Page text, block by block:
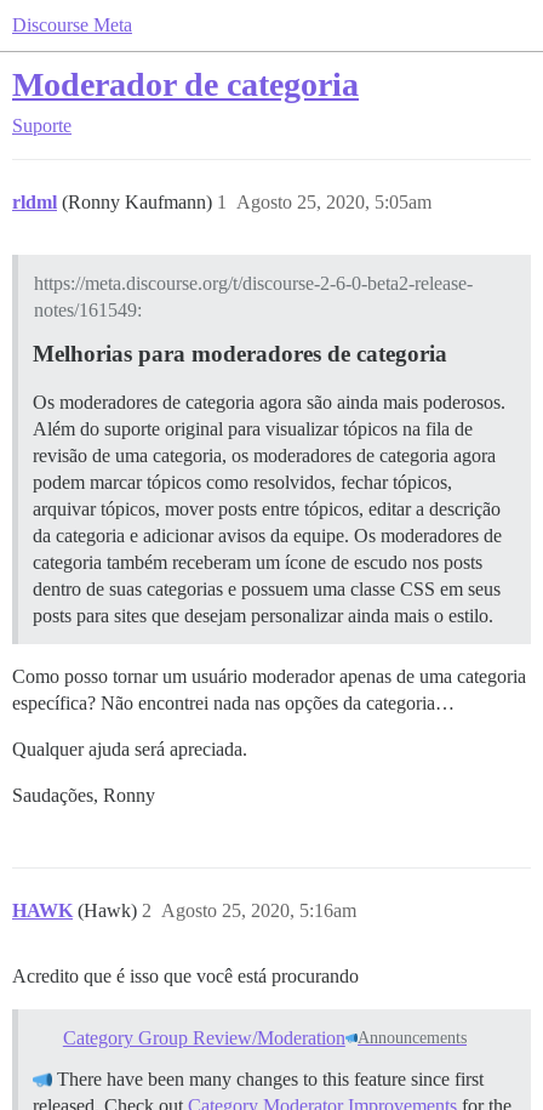
Discourse Meta
Moderador de categoria
Suporte
rldml (Ronny Kaufmann) Agosto 25, 2020, 5:05am
1
https://meta.discourse.org/t/discourse-2-6-0-beta2-release-
notes/161549:
Melhorias para moderadores de categoria
Os moderadores de categoria agora são ainda mais poderosos.
Além do suporte original para visualizar tópicos na fila de
revisão de uma categoria, os moderadores de categoria agora
podem marcar tópicos como resolvidos, fechar tópicos,
arquivar tópicos, mover posts entre tópicos, editar a descrição
da categoria e adicionar avisos da equipe. Os moderadores de
categoria também receberam um ícone de escudo nos posts
dentro de suas categorias e possuem uma classe CSS em seus
posts para sites que desejam personalizar ainda mais o estilo.
Como posso tornar um usuário moderador apenas de uma categoria
específica? Não encontrei nada nas opções da categoria…
Qualquer ajuda será apreciada.
Saudações, Ronny
HAWK (Hawk) Agosto 25, 2020, 5:16am
2
Acredito que é isso que você está procurando
Category Group Review/Moderation Announcements
There have been many changes to this feature since first
released. Check out Category Moderator Improvements for the